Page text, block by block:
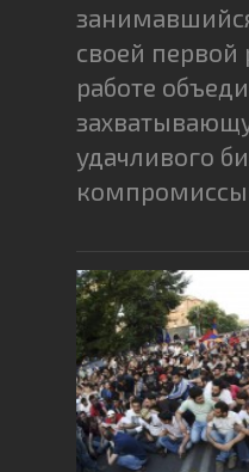
своей первой
работе
удачливого